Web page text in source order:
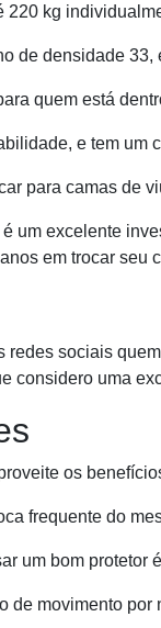
220 kg
de densidade
quem está
e tem um
para camas de
um excelente
em trocar seu
redes sociais
considero uma
os
frequente do
um bom protetor
de movimento